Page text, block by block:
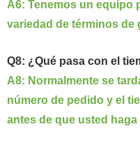
A6: Tenemos un equipo
variedad de términos de
Q8: ¿Qué pasa con el
A8: Normalmente se
número de pedido y el
antes de que usted haga